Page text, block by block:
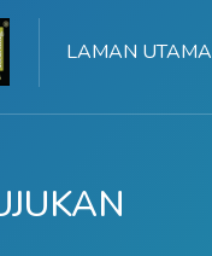
LAMAN UTAMA